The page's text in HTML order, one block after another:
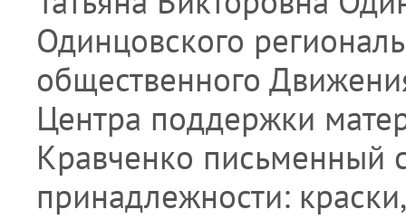
Одинцовского
общественного
Центра поддержки
Кравченко письменный
принадлежности: